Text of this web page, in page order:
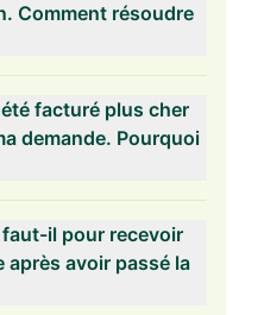
Comment résoudre
été facturé plus cher
demande. Pourquoi
il pour recevoir
après avoir passé la